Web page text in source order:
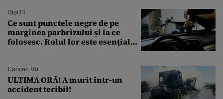
Digi24
Ce sunt punctele negre de pe
marginea parbrizului și la ce
folosesc. Rolul lor este esențial
Cancan.ro
ULTIMA ORĂ! A murit într-un
accident teribil!